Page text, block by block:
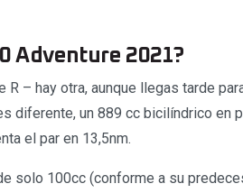
Adventure 2021?
– hay otra, aunque llegas tarde
diferente, un 889 cc bicilíndrico en
el par en 13,5nm.
solo 100cc (conforme a su